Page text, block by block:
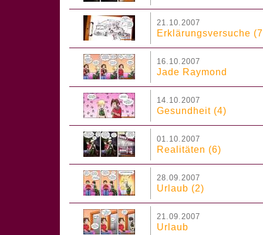
21.10.2007
Erklärungsversuche
16.10.2007
Jade Raymond
14.10.2007
Gesundheit (4)
01.10.2007
Realitäten (6)
28.09.2007
Urlaub (2)
21.09.2007
Urlaub